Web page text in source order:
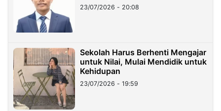
23/07/2026 - 20:08
Sekolah Harus Berhenti Mengajar
untuk Nilai, Mulai Mendidik untuk
Kehidupan
23/07/2026 - 19:59